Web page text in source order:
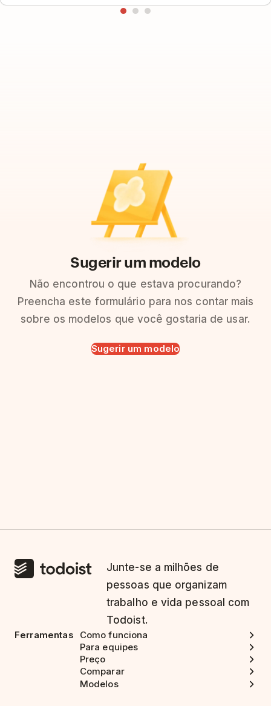
Sugerir um modelo
Não encontrou o que estava procurando?
Preencha este formulário para nos contar mais
sobre os modelos que você gostaria de usar.
Sugerir um modelo
Junte-se a milhões de
pessoas que organizam
trabalho e vida pessoal com
Todoist.
Ferramentas
Como funciona
Para equipes
Preço
Comparar
Modelos